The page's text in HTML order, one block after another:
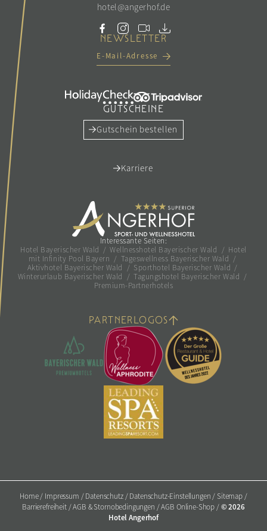
hotel@angerhof.de
NEWSLETTER
E-Mail-Adresse
GUTSCHEINE
Gutschein bestellen
Karriere
Interessante Seiten:
Hotel Bayerischer Wald
/ Wellnesshotel Bayerischer Wald / Hotel
mit Infinity Pool Bayern / Tageswellness Bayerischer Wald
/
Aktivhotel Bayerischer Wald
/ Sporthotel Bayerischer Wald /
Winterurlaub Bayerischer Wald
/ Tagungshotel Bayerischer Wald
/
Premium-Partnerhotels
PARTNERLOGOS
Home/ Impressum /Datenschutz/Datenschutz-Einstellungen/Sitemap/
Barrierefreiheit/AGB & Stornobedingungen /AGB Online-Shop/© 2026
Hotel Angerhof